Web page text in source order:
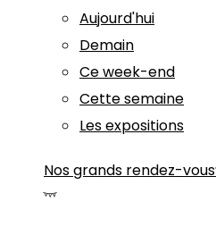
Aujourd'hui
Demain
Ce week-end
Cette semaine
Les expositions
Nos grands rendez-vous